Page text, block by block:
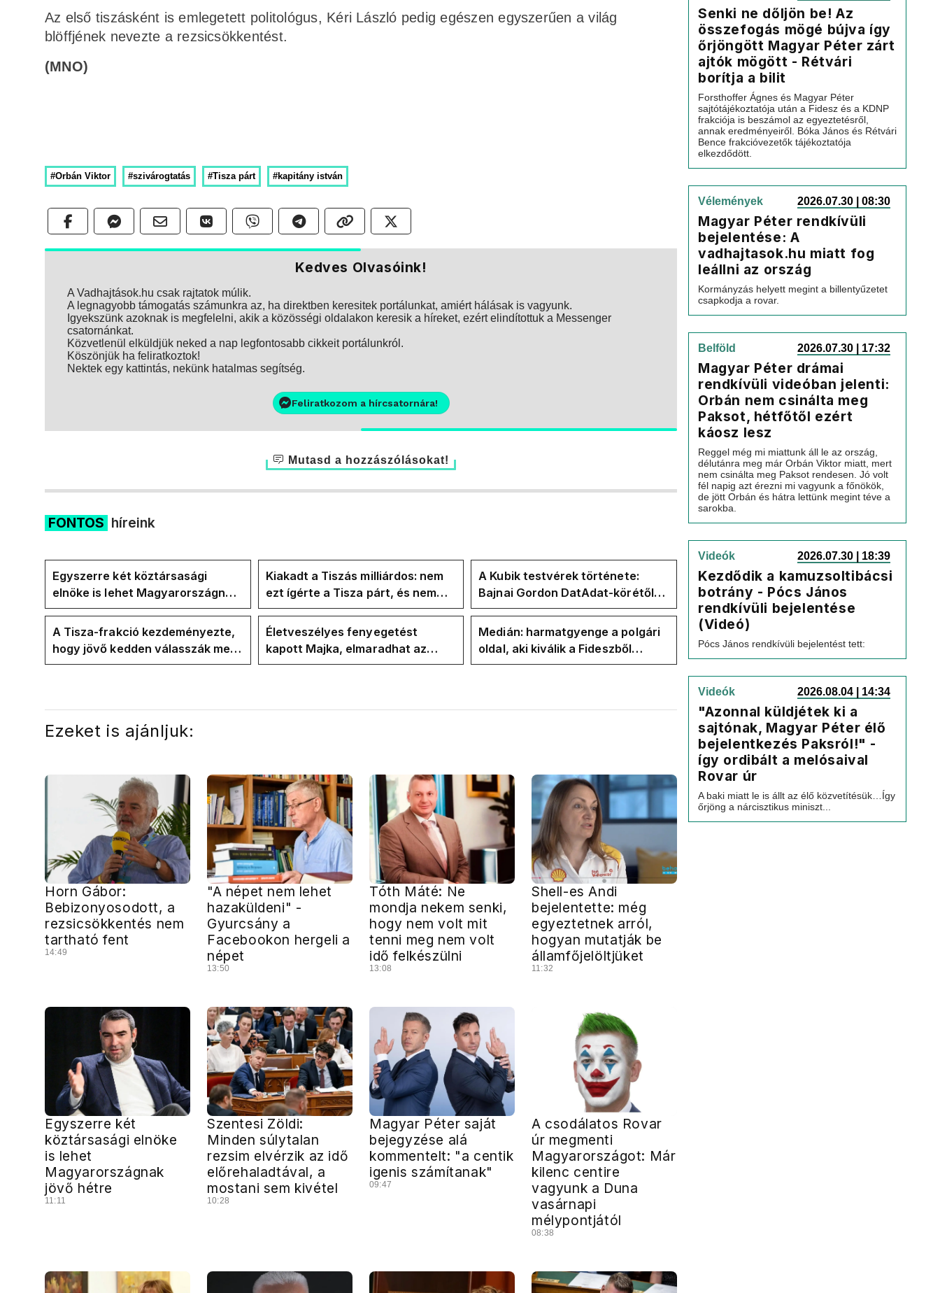
Az első tiszásként is emlegetett politológus, Kéri László pedig egészen egyszerűen a világ
blöffjének nevezte a rezsicsökkentést.
(MNO)
#Orbán Viktor #szivárogtatás #Tisza párt #kapitány istván
Kedves Olvasóink!
A Vadhajtások.hu csak rajtatok múlik.
A legnagyobb támogatás számunkra az, ha direktben keresitek portálunkat, amiért hálásak is vagyunk.
Igyekszünk azoknak is megfelelni, akik a közösségi oldalakon keresik a híreket, ezért elindítottuk a Messenger
csatornánkat.
Közvetlenül elküldjük neked a nap legfontosabb cikkeit portálunkról.
Köszönjük ha feliratkoztok!
Nektek egy kattintás, nekünk hatalmas segítség.
Feliratkozom a hírcsatornára!
Mutasd a hozzászólásokat!
FONTOS híreink
Egyszerre két köztársasági
elnöke is lehet Magyarországnak
jövő hétre
Kiakadt a Tiszás milliárdos: nem
ezt ígérte a Tisza párt, és nem
ezt ígérte Magyar Péter a
kampányban
A Kubik testvérek története:
Bajnai Gordon DatAdat-körétől
az ECDA-n át Magyar Péter
közvetlen stábjáig
A Tisza-frakció kezdeményezte,
hogy jövő kedden válasszák meg
az új köztársasági elnököt
Életveszélyes fenyegetést
kapott Majka, elmaradhat az
erdélyi koncertje
Medián: harmatgyenge a polgári
oldal, aki kiválik a Fideszből
elbúcsúzhat 2030-ban
Ezeket is ajánljuk:
Horn Gábor:
Bebizonyosodott, a
rezsicsökkentés nem
tartható fent
14:49
"A népet nem lehet
hazaküldeni" -
Gyurcsány a
Facebookon hergeli a
népet
13:50
Tóth Máté: Ne
mondja nekem senki,
hogy nem volt mit
tenni meg nem volt
idő felkészülni
13:08
Shell-es Andi
bejelentette: még
egyeztetnek arról,
hogyan mutatják be
államfőjelöltjüket
11:32
Egyszerre két
köztársasági elnöke
is lehet
Magyarországnak
jövő hétre
11:11
Szentesi Zöldi:
Minden súlytalan
rezsim elvérzik az idő
előrehaladtával, a
mostani sem kivétel
10:28
Magyar Péter saját
bejegyzése alá
kommentelt: "a centik
igenis számítanak"
09:47
A csodálatos Rovar
úr megmenti
Magyarországot: Már
kilenc centire
vagyunk a Duna
vasárnapi
mélypontjától
08:38
Senki ne dőljön be! Az
összefogás mögé bújva így
őrjöngött Magyar Péter zárt
ajtók mögött - Rétvári
borítja a bilit
Forsthoffer Ágnes és Magyar Péter
sajtótájékoztatója után a Fidesz és a KDNP
frakciója is beszámol az egyeztetésről,
annak eredményeiről. Bóka János és Rétvári
Bence frakcióvezetők tájékoztatója
elkezdődött.
Vélemények 2026.07.30 | 08:30
Magyar Péter rendkívüli
bejelentése: A
vadhajtasok.hu miatt fog
leállni az ország
Kormányzás helyett megint a billentyűzetet
csapkodja a rovar.
Belföld 2026.07.30 | 17:32
Magyar Péter drámai
rendkívüli videóban jelenti:
Orbán nem csinálta meg
Paksot, hétfőtől ezért
káosz lesz
Reggel még mi miattunk áll le az ország,
délutánra meg már Orbán Viktor miatt, mert
nem csinálta meg Paksot rendesen. Jó volt
fél napig azt érezni mi vagyunk a főnökök,
de jött Orbán és hátra lettünk megint téve a
sarokba.
Videók 2026.07.30 | 18:39
Kezdődik a kamuzsoltibácsi
botrány - Pócs János
rendkívüli bejelentése
(Videó)
Pócs János rendkívüli bejelentést tett:
Videók 2026.08.04 | 14:34
"Azonnal küldjétek ki a
sajtónak, Magyar Péter élő
bejelentkezés Paksról!" -
így ordibált a melósaival
Rovar úr
A baki miatt le is állt az élő közvetítésük…Így
őrjöng a nárcisztikus miniszt...